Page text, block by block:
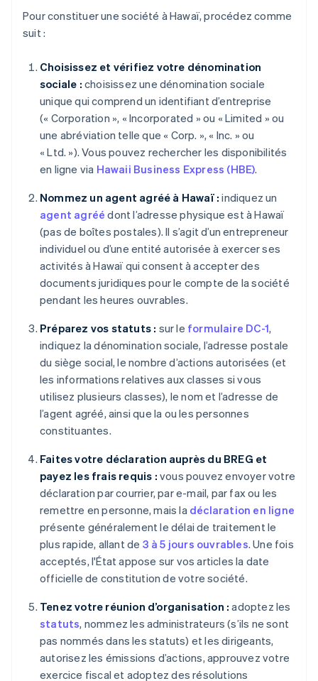
Pour constituer une société à Hawaï, procédez comme
suit :
Choisissez et vérifiez votre dénomination
sociale : choisissez une dénomination sociale
unique qui comprend un identifiant d’entreprise
(« Corporation », « Incorporated » ou « Limited » ou
une abréviation telle que « Corp. », « Inc. » ou
« Ltd. »). Vous pouvez rechercher les disponibilités
en ligne via Hawaii Business Express (HBE).
Nommez un agent agréé à Hawaï : indiquez un
agent agréé dont l’adresse physique est à Hawaï
(pas de boîtes postales). Il s’agit d’un entrepreneur
individuel ou d’une entité autorisée à exercer ses
activités à Hawaï qui consent à accepter des
documents juridiques pour le compte de la société
pendant les heures ouvrables.
Préparez vos statuts : sur le formulaire DC-1,
indiquez la dénomination sociale, l’adresse postale
du siège social, le nombre d’actions autorisées (et
les informations relatives aux classes si vous
utilisez plusieurs classes), le nom et l’adresse de
l’agent agréé, ainsi que la ou les personnes
constituantes.
Faites votre déclaration auprès du BREG et
payez les frais requis : vous pouvez envoyer votre
déclaration par courrier, par e-mail, par fax ou les
remettre en personne, mais la déclaration en ligne
présente généralement le délai de traitement le
plus rapide, allant de 3 à 5 jours ouvrables. Une fois
acceptés, l'État appose sur vos articles la date
officielle de constitution de votre société.
Tenez votre réunion d’organisation : adoptez les
statuts, nommez les administrateurs (s’ils ne sont
pas nommés dans les statuts) et les dirigeants,
autorisez les émissions d’actions, approuvez votre
exercice fiscal et adoptez des résolutions